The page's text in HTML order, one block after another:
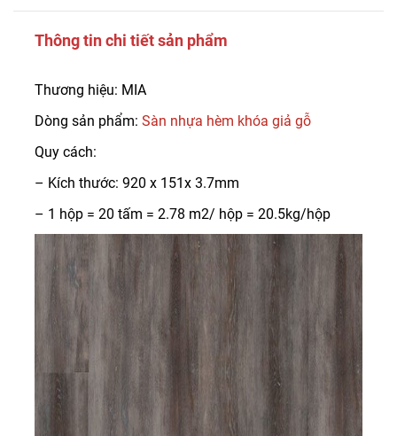
Thông tin chi tiết sản phẩm
Thương hiệu: MIA
Dòng sản phẩm: Sàn nhựa hèm khóa giả gỗ
Quy cách:
– Kích thước: 920 x 151x 3.7mm
– 1 hộp = 20 tấm = 2.78 m2/ hộp = 20.5kg/hộp